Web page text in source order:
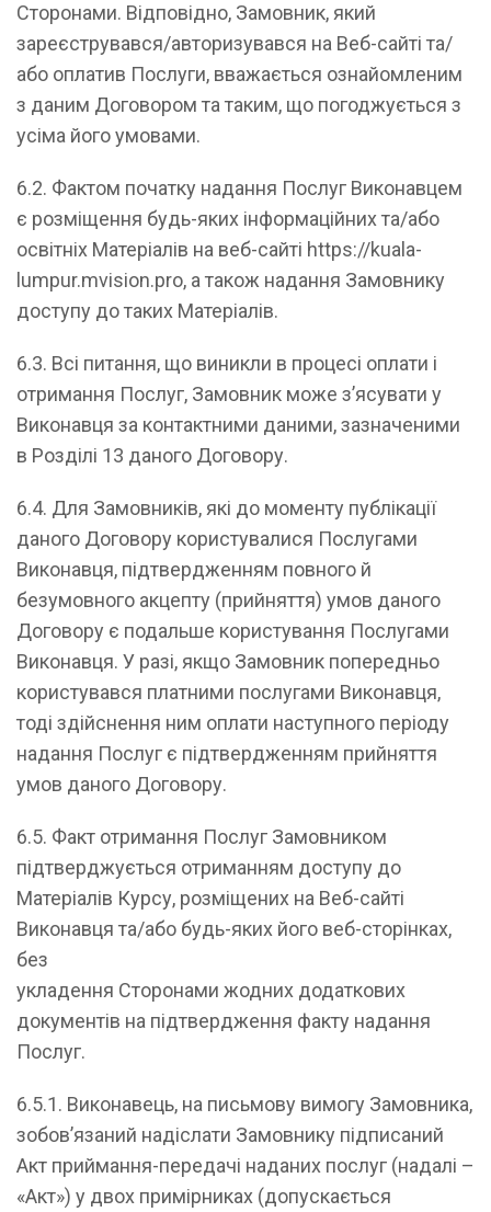
Сторонами. Відповідно, Замовник, який
зареєструвався/авторизувався на Веб-сайті та/
або оплатив Послуги, вважається ознайомленим
з даним Договором та таким, що погоджується з
усіма його умовами.
6.2. Фактом початку надання Послуг Виконавцем
є розміщення будь-яких інформаційних та/або
освітніх Матеріалів на веб-сайті https://kuala-
lumpur.mvision.pro, а також надання Замовнику
доступу до таких Матеріалів.
6.3. Всі питання, що виникли в процесі оплати і
отримання Послуг, Замовник може з’ясувати у
Виконавця за контактними даними, зазначеними
в Розділі 13 даного Договору.
6.4. Для Замовників, які до моменту публікації
даного Договору користувалися Послугами
Виконавця, підтвердженням повного й
безумовного акцепту (прийняття) умов даного
Договору є подальше користування Послугами
Виконавця. У разі, якщо Замовник попередньо
користувався платними послугами Виконавця,
тоді здійснення ним оплати наступного періоду
надання Послуг є підтвердженням прийняття
умов даного Договору.
6.5. Факт отримання Послуг Замовником
підтверджується отриманням доступу до
Матеріалів Курсу, розміщених на Веб-сайті
Виконавця та/або будь-яких його веб-сторінках,
без
укладення Сторонами жодних додаткових
документів на підтвердження факту надання
Послуг.
6.5.1. Виконавець, на письмову вимогу Замовника,
зобов’язаний надіслати Замовнику підписаний
Акт приймання-передачі наданих послуг (надалі –
«Акт») у двох примірниках (допускається